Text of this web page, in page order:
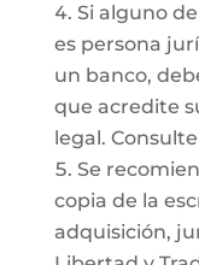
Si alguno
es persona
un banco,
que acredite
legal.
Se
copia de la
adquisición,